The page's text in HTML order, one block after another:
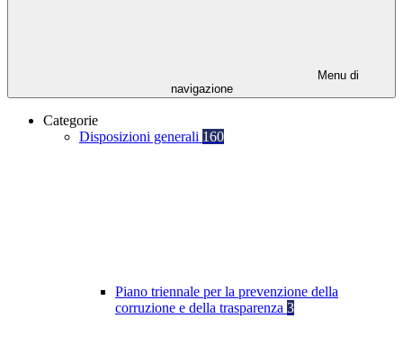
Menu di
navigazione
Categorie
Disposizioni generali 160
Piano triennale per la prevenzione della
corruzione e della trasparenza 3